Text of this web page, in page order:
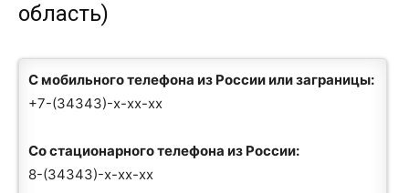
область)
С мобильного телефона из России или заграницы:
+7-(34343)-x-xx-xx
Со стационарного телефона из России:
8-(34343)-x-xx-xx